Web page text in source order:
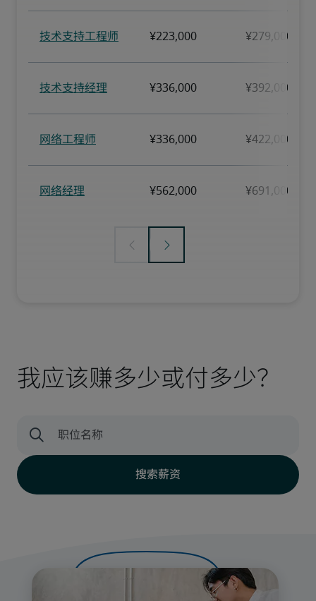
我应该赚多少或付多少？